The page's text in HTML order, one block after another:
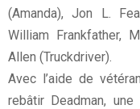
(Amanda), Jon L.
William Frankfather,
Allen (Truckdriver).
Avec l’aide de
rebâtir Deadman,